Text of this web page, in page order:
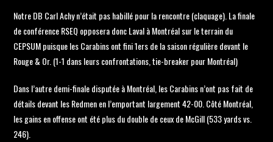
Notre DB Carl Achy n’était pas habillé pour la rencontre (claquage). La finale
de conférence RSEQ opposera donc Laval à Montréal sur le terrain du
CEPSUM puisque les Carabins ont fini 1ers de la saison régulière devant le
Rouge & Or. (1-1 dans leurs confrontations, tie-breaker pour Montréal)
Dans l’autre demi-finale disputée à Montréal, les Carabins n’ont pas fait de
détails devant les Redmen en l’emportant largement 42-00. Côté Montréal,
les gains en offense ont été plus du double de ceux de McGill (533 yards vs.
246).